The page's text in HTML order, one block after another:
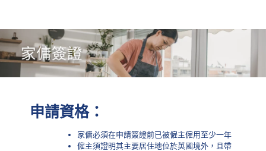
申請資格：
家傭必須在申請簽證前已被僱主僱用至少一年
僱主須證明其主要居住地位於英國境外，且帶